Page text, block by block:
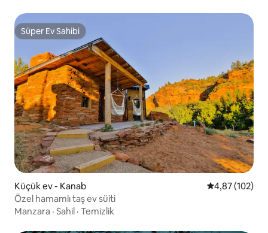
Süper Ev Sahibi
Süper Ev Sahibi
Küçük ev - Kanab 5 üzerinden
4,87 (102)
Özel hamamlı taş ev süiti
Manzara · Sahil · Temizlik